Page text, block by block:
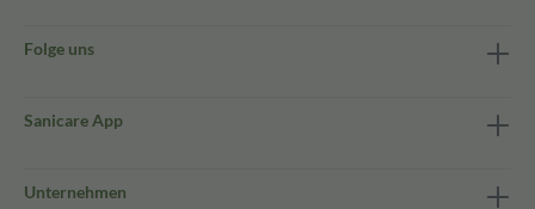
Folge uns
Sanicare App
Unternehmen